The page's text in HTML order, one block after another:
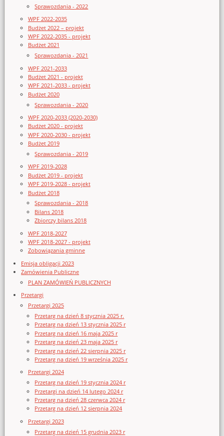
Sprawozdania - 2022
WPF 2022-2035
Budżet 2022 – projekt
WPF 2022-2035 - projekt
Budżet 2021
Sprawozdania - 2021
WPF 2021-2033
Budżet 2021 - projekt
WPF 2021-2033 - projekt
Budżet 2020
Sprawozdania - 2020
WPF 2020-2033 (2020-2030)
Budżet 2020 - projekt
WPF 2020-2030 - projekt
Budżet 2019
Sprawozdania - 2019
WPF 2019-2028
Budżet 2019 - projekt
WPF 2019-2028 - projekt
Budżet 2018
Sprawozdania - 2018
Bilans 2018
Zbiorczy bilans 2018
WPF 2018-2027
WPF 2018-2027 - projekt
Zobowiązania gminne
Emisja obligacji 2023
Zamówienia Publiczne
PLAN ZAMÓWIEŃ PUBLICZNYCH
Przetargi
Przetargi 2025
Przetarg na dzień 8 stycznia 2025 r.
Przetarg na dzień 13 stycznia 2025 r
Przetarg na dzień 16 maja 2025 r
Przetarg na dzień 23 maja 2025 r
Przetarg na dzień 22 sierpnia 2025 r
Przetarg na dzień 19 września 2025 r
Przetargi 2024
Przetarg na dzień 19 stycznia 2024 r
Przetargi na dzień 14 lutego 2024 r
Przetarg na dzień 28 czerwca 2024 r
Przetarg na dzień 12 sierpnia 2024
Przetargi 2023
Przetarg na dzień 15 grudnia 2023 r